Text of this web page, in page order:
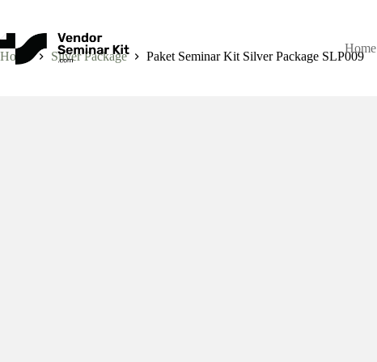
content
Home
Home Silver Package Paket Seminar Kit Silver Package SLP009